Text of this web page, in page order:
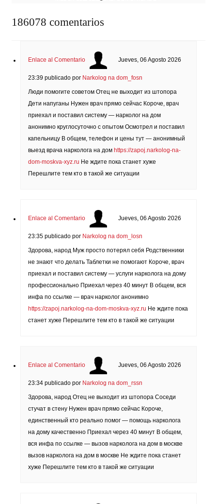
186078 comentarios
Enlace al Comentario Jueves, 06 Agosto 2026
23:39 publicado por Narkolog na dom_fosn
Люди помогите советом Отец не выходит из штопора
Дети напуганы Нужен врач прямо сейчас Короче, врач
приехал и поставил систему — нарколог на дом
анонимно круглосуточно с опытом Осмотрел и поставил
капельницу В общем, телефон и цены тут — анонимный
выезд врача нарколога на дом https://zapoj.narkolog-na-
dom-moskva-xyz.ru Не ждите пока станет хуже
Перешлите тем кто в такой же ситуации
Enlace al Comentario Jueves, 06 Agosto 2026
23:35 publicado por Narkolog na dom_losn
Здорова, народ Муж просто потерял себя Родственники
не знают что делать Таблетки не помогают Короче, врач
приехал и поставил систему — услуги нарколога на дому
профессионально Приехал через 40 минут В общем, вся
инфа по ссылке — врач нарколог анонимно
https://zapoj.narkolog-na-dom-moskva-xyz.ru Не ждите пока
станет хуже Перешлите тем кто в такой же ситуации
Enlace al Comentario Jueves, 06 Agosto 2026
23:34 publicado por Narkolog na dom_rssn
Здорова, народ Отец не выходит из штопора Соседи
стучат в стену Нужен врач прямо сейчас Короче,
единственный кто реально помог — помощь нарколога
на дому качественно Приехал через 40 минут В общем,
вся инфа по ссылке — вызов нарколога на дом в москве
вызов нарколога на дом в москве Не ждите пока станет
хуже Перешлите тем кто в такой же ситуации